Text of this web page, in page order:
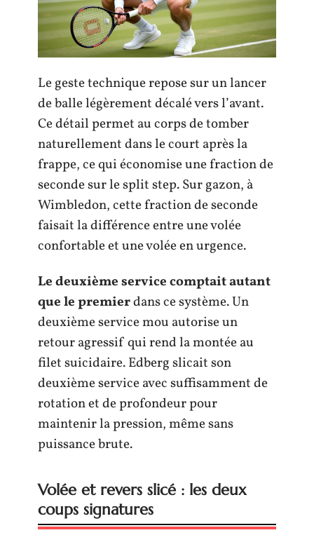
Le geste technique repose sur un lancer
de balle légèrement décalé vers l’avant.
Ce détail permet au corps de tomber
naturellement dans le court après la
frappe, ce qui économise une fraction de
seconde sur le split step. Sur gazon, à
Wimbledon, cette fraction de seconde
faisait la différence entre une volée
confortable et une volée en urgence.
Le deuxième service comptait autant
que le premierdans ce système. Un
deuxième service mou autorise un
retour agressif qui rend la montée au
filet suicidaire. Edberg slicait son
deuxième service avec suffisamment de
rotation et de profondeur pour
maintenir la pression, même sans
puissance brute.
Volée et revers slicé : les deux
coups signatures